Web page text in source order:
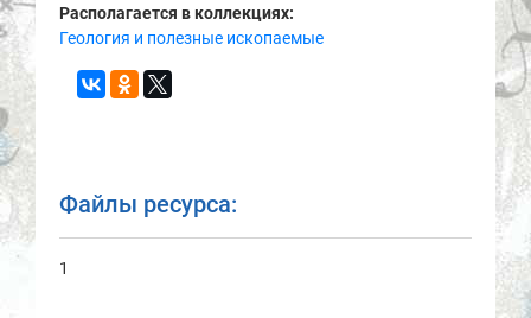
Располагается в коллекциях:
Геология и полезные ископаемые
Файлы ресурса:
1